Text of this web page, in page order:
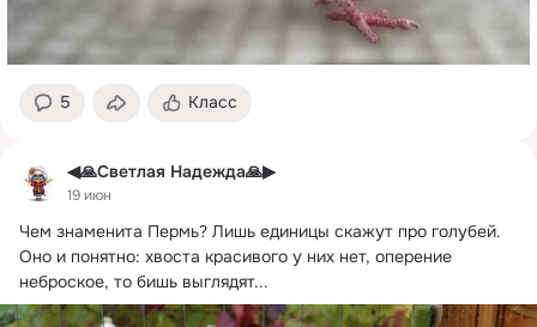
5 Класс
◀🙏Светлая Надежда🙏▶
19 июн
Чем знаменита Пермь? Лишь единицы скажут про голубей.
Оно и понятно: хвоста красивого у них нет, оперение
неброское, то бишь выглядят...